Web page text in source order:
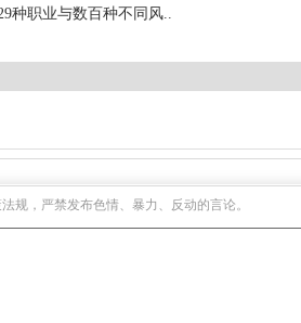
种职业与数百种不同风..
规，严禁发布色情、暴力、反动的言论。